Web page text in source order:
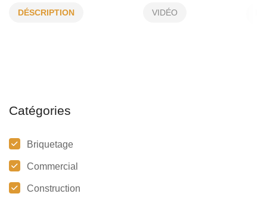
191, Ave Robichaud, St-Élie, (QC)
DÉSCRIPTION VIDÉO
Catégories
Briquetage
Commercial
Construction